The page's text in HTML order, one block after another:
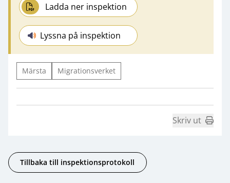
Ladda ner inspektion
Lyssna på inspektion
Märsta Migrationsverket
Skriv ut
Tillbaka till inspektionsprotokoll